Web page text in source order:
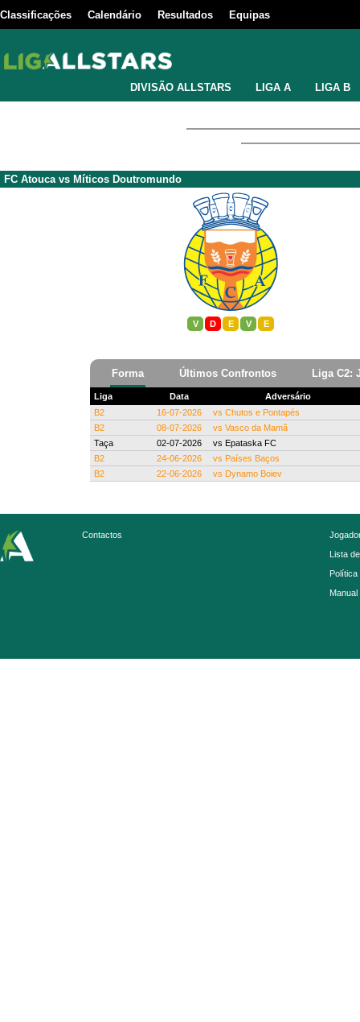
Classificações Calendário Resultados Equipas
DIVISÃO ALLSTARS LIGA A LIGA B
FC Atoucavs Míticos Doutromundo
V D E V E
Forma Últimos Confrontos Liga C2:
Liga Data
Adversário
B2
16-07-2026 vs Chutos e Pontapés
B2
08-07-2026 vs Vasco da Mamã
Taça
02-07-2026 vs Epataska FC
B2
24-06-2026 vs Países Baços
B2
22-06-2026 vs Dynamo Boiev
Contactos
Lista
Política